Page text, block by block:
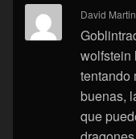
David Martin
wolfstein
buenas,
que